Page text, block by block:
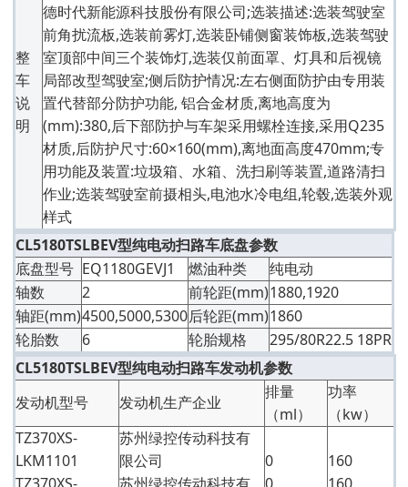
整
车
说
明
德时代新能源科技股份有限公司;选装描述:选装驾驶室
前角扰流板,选装前雾灯,选装卧铺侧窗装饰板,选装驾驶
室顶部中间三个装饰灯,选装仅前面罩、灯具和后视镜
局部改型驾驶室;侧后防护情况:左右侧面防护由专用装
置代替部分防护功能, 铝合金材质,离地高度为
(mm):380,后下部防护与车架采用螺栓连接,采用Q235
材质,后防护尺寸:60×160(mm),离地面高度470mm;专
用功能及装置:垃圾箱、水箱、洗扫刷等装置,道路清扫
作业;选装驾驶室前摄相头,电池水冷电组,轮毂,选装外观
样式
CL5180TSLBEV型纯电动扫路车底盘参数
底盘型号 EQ1180GEVJ1 燃油种类
纯电动
轴数
2 前轮距(mm)1880,1920
轴距(mm)4500,5000,5300后轮距(mm)1860
轮胎数
6 轮胎规格
295/80R22.5 18PR
CL5180TSLBEV型纯电动扫路车发动机参数
发动机型号
发动机生产企业
排量
（ml）
功率
（kw）
TZ370XS-
LKM1101
TZ370XS-
苏州绿控传动科技有
限公司
苏州绿控传动科技有
0
0
160
160